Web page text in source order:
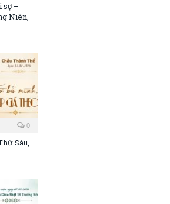
sợ –
Niên,
0
Sáu,